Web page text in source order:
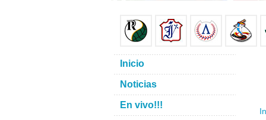
Inicio
Noticias
En vivo!!!